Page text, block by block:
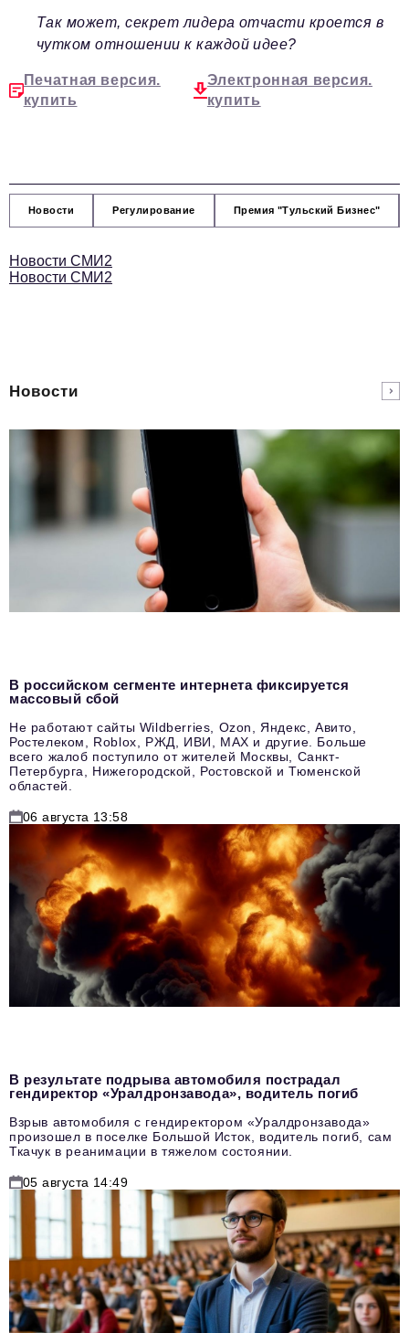
Так может, секрет лидера отчасти кроется в
чутком отношении к каждой идее?
Печатная версия.
купить
Электронная версия.
купить
Новости Регулирование Премия "Тульский Бизнес"
Новости СМИ2
Новости СМИ2
Новости
В российском сегменте интернета фиксируется
массовый сбой
Не работают сайты Wildberries, Ozon, Яндекс, Авито,
Ростелеком, Roblox, РЖД, ИВИ, MAX и другие. Больше
всего жалоб поступило от жителей Москвы, Санкт-
Петербурга, Нижегородской, Ростовской и Тюменской
областей.
06 августа 13:58
В результате подрыва автомобиля пострадал
гендиректор «Уралдронзавода», водитель погиб
Взрыв автомобиля с гендиректором «Уралдронзавода»
произошел в поселке Большой Исток, водитель погиб, сам
Ткачук в реанимации в тяжелом состоянии.
05 августа 14:49